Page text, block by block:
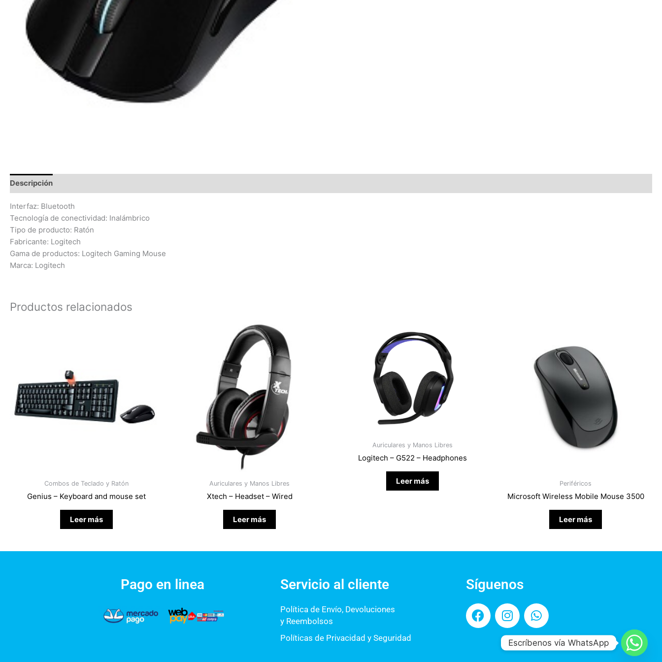
Descripción
Interfaz: Bluetooth
Tecnología de conectividad: Inalámbrico
Tipo de producto: Ratón
Fabricante: Logitech
Gama de productos: Logitech Gaming Mouse
Marca: Logitech
Productos relacionados
Combos de Teclado y Ratón
Genius – Keyboard and mouse set
Leer más
Auriculares y Manos Libres
Xtech – Headset – Wired
Leer más
Auriculares y Manos Libres
Logitech – G522 – Headphones
Leer más Periféricos
Microsoft Wireless Mobile Mouse 3500
Leer más
Pago en linea Servicio al cliente
Política de Envío, Devoluciones
y Reembolsos
Políticas de Privacidad y Seguridad
Síguenos
F
a
I
n
s
t
W
h
a
t
Escríbenos vía WhatsApp